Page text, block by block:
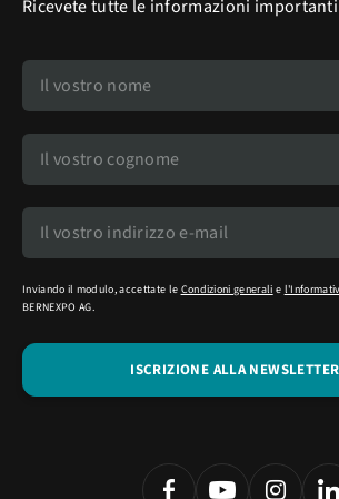
Ricevete tutte le informazioni
Inviando il modulo, accettate le Condizioni generali e
BERNEXPO AG.